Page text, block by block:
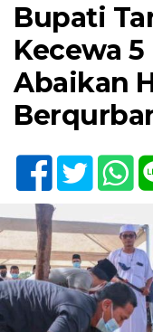
Bupati
Kecewa
Abaikan